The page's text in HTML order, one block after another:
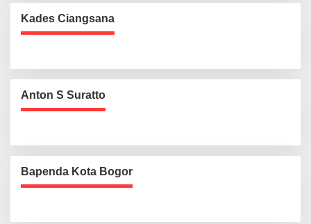
Kades Ciangsana
Anton S Suratto
Bapenda Kota Bogor